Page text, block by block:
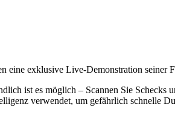
eine exklusive Live-Demonstration seiner
ist es möglich – Scannen Sie Schecks
verwendet, um gefährlich schnelle